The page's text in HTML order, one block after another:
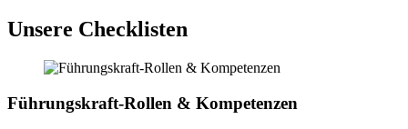
Unsere Checklisten
Führungskraft-Rollen & Kompetenzen